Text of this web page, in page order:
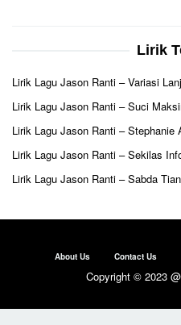
Lirik
Lirik Lagu Jason Ranti – Variasi
Lirik Lagu Jason Ranti – Suci
Lirik Lagu Jason Ranti – Stephanie
Lirik Lagu Jason Ranti – Sekilas
Lirik Lagu Jason Ranti – Sabda
About Us Contact Us
Copyright © 2023